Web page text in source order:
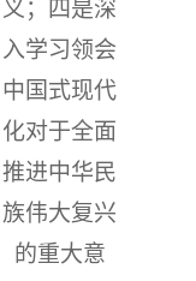
义；四是深
入学习领会
中国式现代
化对于全面
推进中华民
族伟大复兴
的重大意